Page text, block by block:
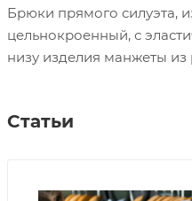
Брюки прямого силуэта,
цельнокроенный, с
низу изделия манжеты
Статьи